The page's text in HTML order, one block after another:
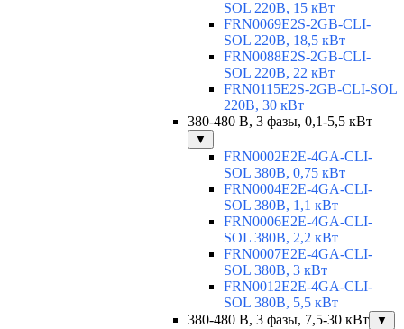
SOL 220В, 15 кВт
FRN0069E2S-2GB-CLI-
SOL 220В, 18,5 кВт
FRN0088E2S-2GB-CLI-
SOL 220В, 22 кВт
FRN0115E2S-2GB-CLI-SOL
220В, 30 кВт
380-480 В, 3 фазы, 0,1-5,5 кВт
▼
FRN0002E2E-4GA-CLI-
SOL 380В, 0,75 кВт
FRN0004E2E-4GA-CLI-
SOL 380В, 1,1 кВт
FRN0006E2E-4GA-CLI-
SOL 380В, 2,2 кВт
FRN0007E2E-4GA-CLI-
SOL 380В, 3 кВт
FRN0012E2E-4GA-CLI-
SOL 380В, 5,5 кВт
380-480 В, 3 фазы, 7,5-30 кВт
▼